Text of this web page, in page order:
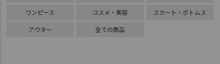
ワンピース コスメ・美容 スカート・ボトムス
アウター 全ての商品